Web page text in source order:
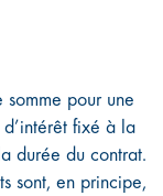
pour une
fixé à la
durée du contrat.
sont, en principe,